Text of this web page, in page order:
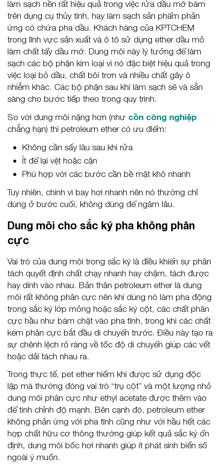
làm sạch nền rất hiệu quả trong việc rửa dầu mỡ bám
trên dụng cụ thủy tinh, hay làm sạch sản phẩm phản
ứng có chứa pha dầu. Khách hàng của KPTCHEM
trong lĩnh vực sản xuất và ô tô sử dụng ether dầu mỏ
làm chất tẩy dầu mỡ. Dung môi này lý tưởng để làm
sạch các bộ phận kim loại vì nó đặc biệt hiệu quả trong
việc loại bỏ dầu, chất bôi trơn và nhiều chất gây ô
nhiễm khác. Các bộ phận sau khi làm sạch sẽ và sẵn
sàng cho bước tiếp theo trong quy trình.
So với dung môi nặng hơn (như cồn công nghiệp
chẳng hạn) thì petroleum ether có ưu điểm:
Không cần sấy lâu sau khi rửa
Ít để lại vệt hoặc cặn
Phù hợp với các bước cần bề mặt khô nhanh
Tuy nhiên, chính vì bay hơi nhanh nên nó thường chỉ
dùng ở bước cuối, không dùng để ngâm lâu.
Dung môi cho sắc ký pha không phân
cực
Vai trò của dung môi trong sắc ký là điều khiển sự phân
tách quyết định chất chạy nhanh hay chậm, tách được
hay dính vào nhau. Bản thân petroleum ether là dung
môi rất không phân cực nên khi dùng nó làm pha động
trong sắc ký lớp mỏng hoặc sắc ký cột, các chất phân
cực hầu như bám chặt vào pha tĩnh, trong khi các chất
kém phân cực bắt đầu di chuyển trước. Điều này tạo ra
sự chênh lệch rõ ràng về tốc độ di chuyển giúp các vết
hoặc dải tách nhau ra.
Trong thực tế, pet ether hiếm khi được sử dụng độc
lập mà thường đóng vai trò “trụ cột” và một lượng nhỏ
dung môi phân cực như ethyl acetate được thêm vào
để tinh chỉnh độ mạnh. Bên cạnh đó, petroleum ether
không phản ứng với pha tĩnh cũng như với hầu hết các
hợp chất hữu cơ thông thường giúp kết quả sắc ký ổn
định, dung môi bốc hơi nhanh giúp ít phát sinh biến số
ngoài ý muốn.